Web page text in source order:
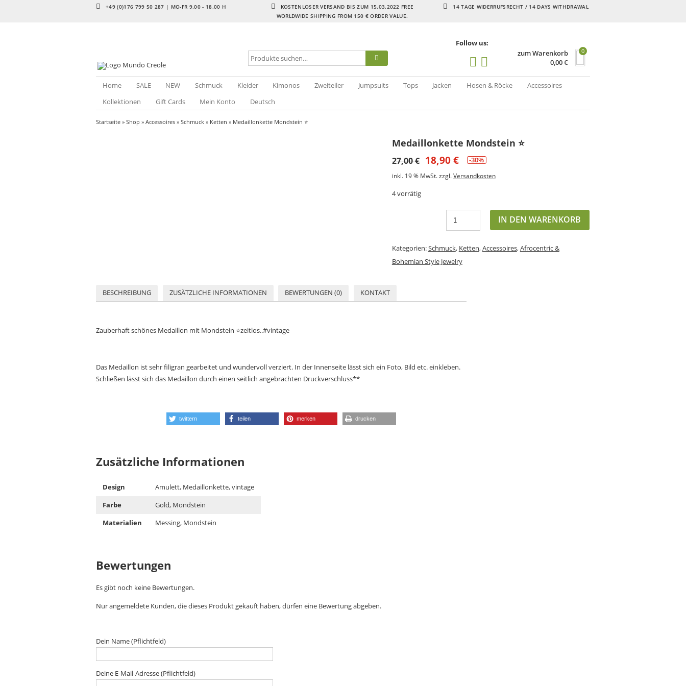
+49 (0)176 799 50 287 | MO-FR 9.00 - 18.00 H
KOSTENLOSER VERSAND BIS ZUM 15.03.2022 FREE
WORLDWIDE SHIPPING FROM 150 € ORDER VALUE.
14 TAGE WIDERRUFSRECHT / 14 DAYS WITHDRAWAL
Follow us:
zum Warenkorb
0,00€
0
Home SALE NEW Schmuck Kleider Kimonos Zweiteiler Jumpsuits Tops Jacken Hosen & Röcke
Accessoires
Kollektionen
Gift Cards Mein Konto Deutsch
Startseite » Shop » Accessoires » Schmuck » Ketten » Medaillonkette Mondstein ⭐️
Medaillonkette Mondstein ⭐️
27,00€ 18,90 € -30%
inkl. 19 % MwSt. zzgl. Versandkosten
4 vorrätig
IN DEN WARENKORB
Kategorien:Schmuck, Ketten,Accessoires,Afrocentric &
Bohemian Style Jewelry
BESCHREIBUNG ZUSÄTZLICHE INFORMATIONEN BEWERTUNGEN (0) KONTAKT
Zauberhaft schönes Medaillon mit Mondstein ⭐️zeitlos..#vintage
Das Medaillon ist sehr filigran gearbeitet und wundervoll verziert. In der Innenseite lässt sich ein Foto, Bild etc. einkleben.
Schließen lässt sich das Medaillon durch einen seitlich angebrachten Druckverschluss**
twittern teilen merken drucken
Zusätzliche Informationen
Design
Amulett, Medaillonkette, vintage
Farbe
Gold, Mondstein
Materialien
Messing, Mondstein
Bewertungen
Es gibt noch keine Bewertungen.
Nur angemeldete Kunden, die dieses Produkt gekauft haben, dürfen eine Bewertung abgeben.
Dein Name (Pflichtfeld)
Deine E-Mail-Adresse (Pflichtfeld)